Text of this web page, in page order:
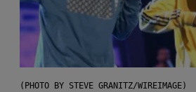
(PHOTO BY STEVE GRANITZ/WIREIMAGE)